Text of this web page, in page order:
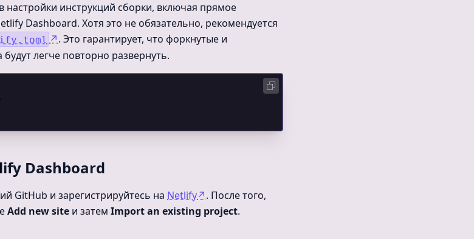
настройки инструкций сборки, включая прямое
Dashboard. Хотя это не обязательно, рекомендуется
↗. Это гарантирует, что форкнутые и
легче повторно развернуть.
Dashboard
GitHub и зарегистрируйтесь на Netlify↗. После того,
Add new site и затем Import an existing project.